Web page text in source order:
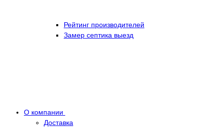
Рейтинг производителей
Замер септика выезд
О компании
Доставка